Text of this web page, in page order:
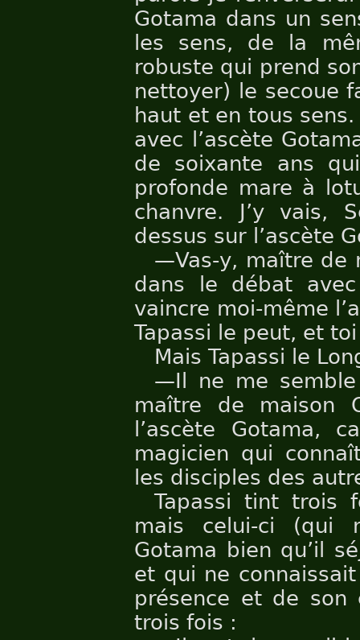
Gotama dans un
les sens, de la
robuste qui prend
nettoyer) le secoue
haut et en tous
avec l’ascète
de soixante ans
profonde mare à
chanvre. J’y vais,
dessus sur l’ascète
—Vas-y, maître de
dans le débat avec
vaincre moi-même
Tapassi le peut, et
Mais Tapassi le
—Il ne me
maître de maison
l’ascète Gotama,
magicien qui
les disciples des
Tapassi tint trois
mais celui-ci (qui
Gotama bien qu’il
et qui ne
présence et de son
trois fois :